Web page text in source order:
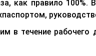
как правило
в течение рабочего